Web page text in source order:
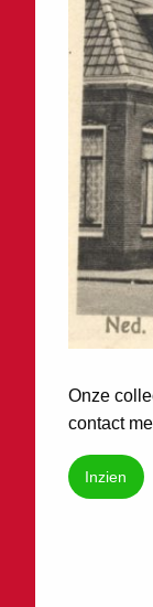
Onze
contact
Inzien